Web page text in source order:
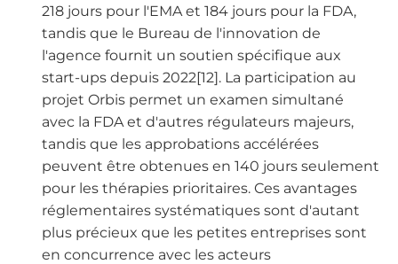
218 jours pour l'EMA et 184 jours pour la FDA,
tandis que le Bureau de l'innovation de
l'agence fournit un soutien spécifique aux
start-ups depuis 2022[12]. La participation au
projet Orbis permet un examen simultané
avec la FDA et d'autres régulateurs majeurs,
tandis que les approbations accélérées
peuvent être obtenues en 140 jours seulement
pour les thérapies prioritaires. Ces avantages
réglementaires systématiques sont d'autant
plus précieux que les petites entreprises sont
en concurrence avec les acteurs